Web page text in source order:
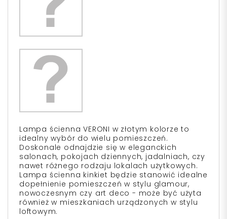
Lampa ścienna VERONI w złotym kolorze to
idealny wybór do wielu pomieszczeń.
Doskonale odnajdzie się w eleganckich
salonach, pokojach dziennych, jadalniach, czy
nawet różnego rodzaju lokalach użytkowych.
Lampa ścienna kinkiet będzie stanowić idealne
dopełnienie pomieszczeń w stylu glamour,
nowoczesnym czy art deco - może być użyta
również w mieszkaniach urządzonych w stylu
loftowym.